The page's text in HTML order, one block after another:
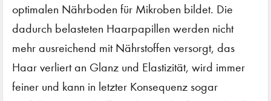
optimalen Nährboden für Mikroben bildet. Die
dadurch belasteten Haarpapillen werden nicht
mehr ausreichend mit Nährstoffen versorgt, das
Haar verliert an Glanz und Elastizität, wird immer
feiner und kann in letzter Konsequenz sogar